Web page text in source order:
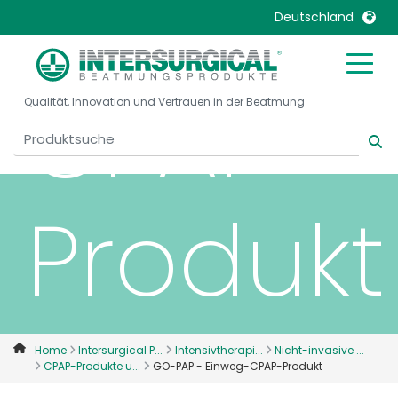
Deutschland
United Kingdom
United States
Canada, English
Canada, Français
China
Denmark
Deutschland
Italia
Mexico
Nederlands
Norway
Russia
Sweden
Qualität, Innovation und Vertrauen in der Beatmung
CPAP-
Produkt
Home Intersurgical P... Intensivtherapi...
Nicht-invasive ...
CPAP-Produkte u...
GO-PAP - Einweg-CPAP-Produkt